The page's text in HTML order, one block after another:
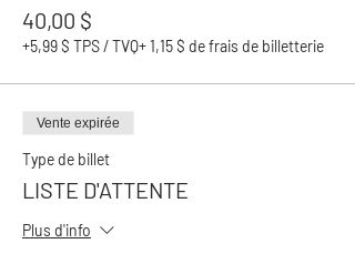
VENEZ DANS VOTRE VERSION LA PLUS
SIMPLE et apportez votre plus beau sourire,
40,00 $
+5,99 $ TPS / TVQ+ 1,15 $ de frais de billetterie
Vente expirée
Type de billet
LISTE D'ATTENTE
Plus d'info